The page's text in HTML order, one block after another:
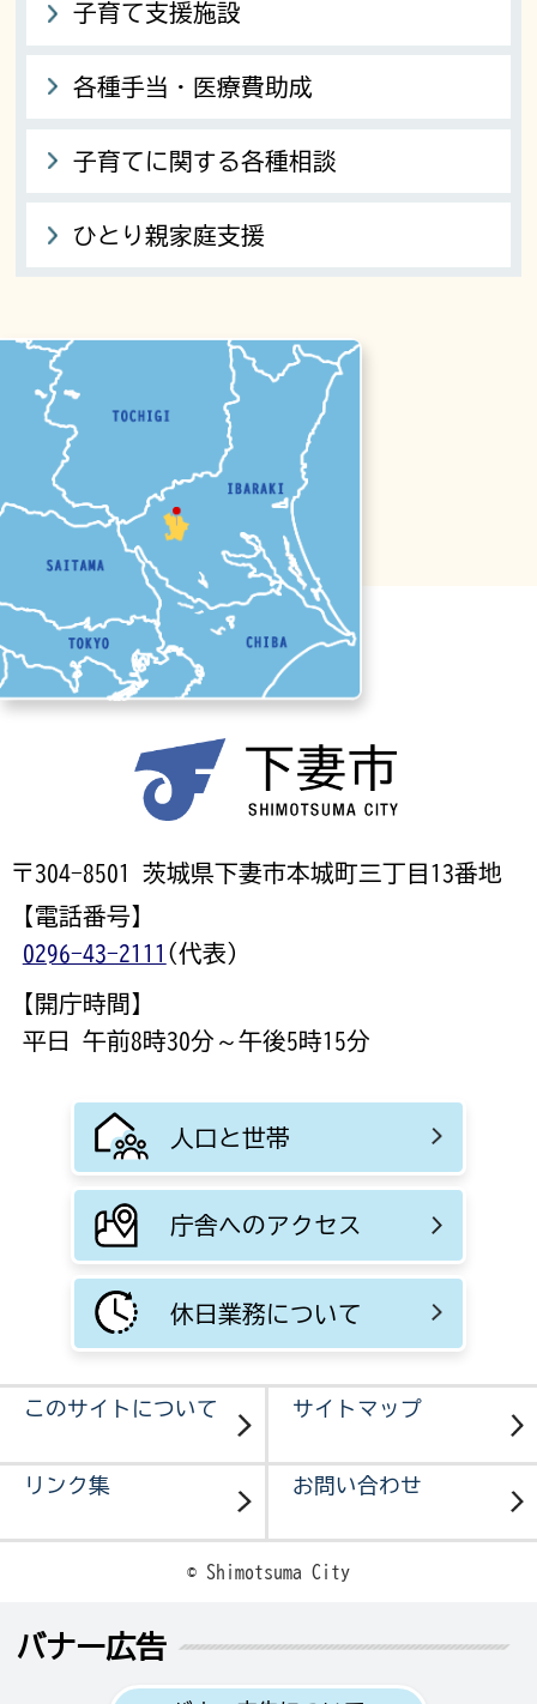
子育て支援施設
各種手当・医療費助成
子育てに関する各種相談
ひとり親家庭支援
〒304-8501 茨城県下妻市本城町三丁目13番地
【電話番号】
0296-43-2111 (代表)
【開庁時間】
平日 午前8時30分～午後5時15分
人口と世帯
庁舎へのアクセス
休日業務について
このサイトについて サイトマップ
リンク集 お問い合わせ
© Shimotsuma City
バナー広告